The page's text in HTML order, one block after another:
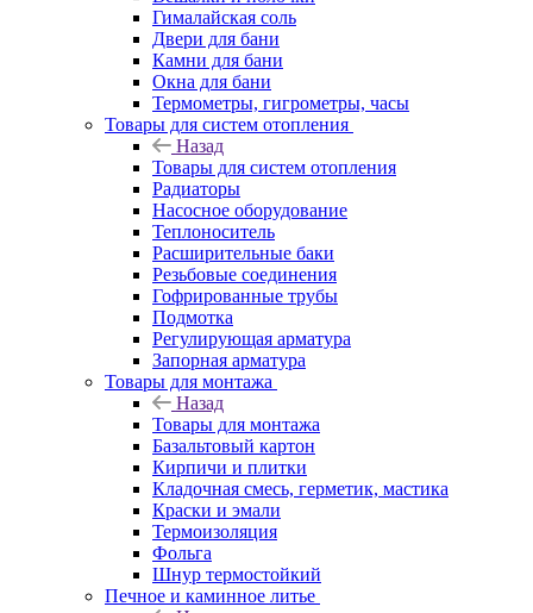
Гималайская соль
Двери для бани
Камни для бани
Окна для бани
Термометры, гигрометры, часы
Товары для систем отопления
Назад
Товары для систем отопления
Радиаторы
Насосное оборудование
Теплоноситель
Расширительные баки
Резьбовые соединения
Гофрированные трубы
Подмотка
Регулирующая арматура
Запорная арматура
Товары для монтажа
Назад
Товары для монтажа
Базальтовый картон
Кирпичи и плитки
Кладочная смесь, герметик, мастика
Краски и эмали
Термоизоляция
Фольга
Шнур термостойкий
Печное и каминное литье